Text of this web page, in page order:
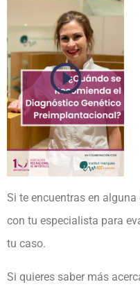
Si te encuentras en
con tu especialista para
tu caso.
Si quieres saber más